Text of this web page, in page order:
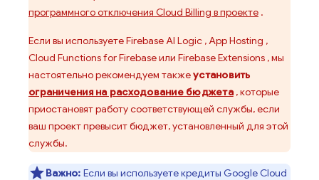
программного отключения Cloud Billing в проекте .
Если вы используетеFirebase AI Logic ,App Hosting ,
Cloud Functions for Firebaseили Firebase Extensions , мы
настоятельно рекомендуем такжеустановить
ограничения на расходование бюджета, которые
приостановят работу соответствующей службы, если
ваш проект превысит бюджет, установленный для этой
службы.
Важно: Если вы используете кредиты Google Cloud